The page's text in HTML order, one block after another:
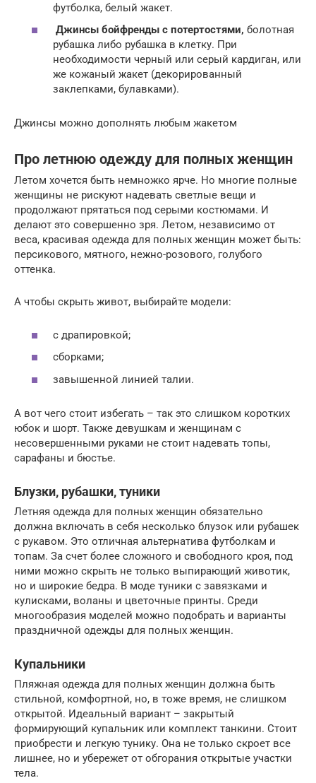
футболка, белый жакет.
Джинсы бойфренды с потертостями, болотная
рубашка либо рубашка в клетку. При
необходимости черный или серый кардиган, или
же кожаный жакет (декорированный
заклепками, булавками).
Джинсы можно дополнять любым жакетом
Про летнюю одежду для полных женщин
Летом хочется быть немножко ярче. Но многие полные
женщины не рискуют надевать светлые вещи и
продолжают прятаться под серыми костюмами. И
делают это совершенно зря. Летом, независимо от
веса, красивая одежда для полных женщин может быть:
персикового, мятного, нежно-розового, голубого
оттенка.
А чтобы скрыть живот, выбирайте модели:
с драпировкой;
сборками;
завышенной линией талии.
А вот чего стоит избегать – так это слишком коротких
юбок и шорт. Также девушкам и женщинам с
несовершенными руками не стоит надевать топы,
сарафаны и бюстье.
Блузки, рубашки, туники
Летняя одежда для полных женщин обязательно
должна включать в себя несколько блузок или рубашек
с рукавом. Это отличная альтернатива футболкам и
топам. За счет более сложного и свободного кроя, под
ними можно скрыть не только выпирающий животик,
но и широкие бедра. В моде туники с завязками и
кулисками, воланы и цветочные принты. Среди
многообразия моделей можно подобрать и варианты
праздничной одежды для полных женщин.
Купальники
Пляжная одежда для полных женщин должна быть
стильной, комфортной, но, в тоже время, не слишком
открытой. Идеальный вариант – закрытый
формирующий купальник или комплект танкини. Стоит
приобрести и легкую тунику. Она не только скроет все
лишнее, но и убережет от обгорания открытые участки
тела.